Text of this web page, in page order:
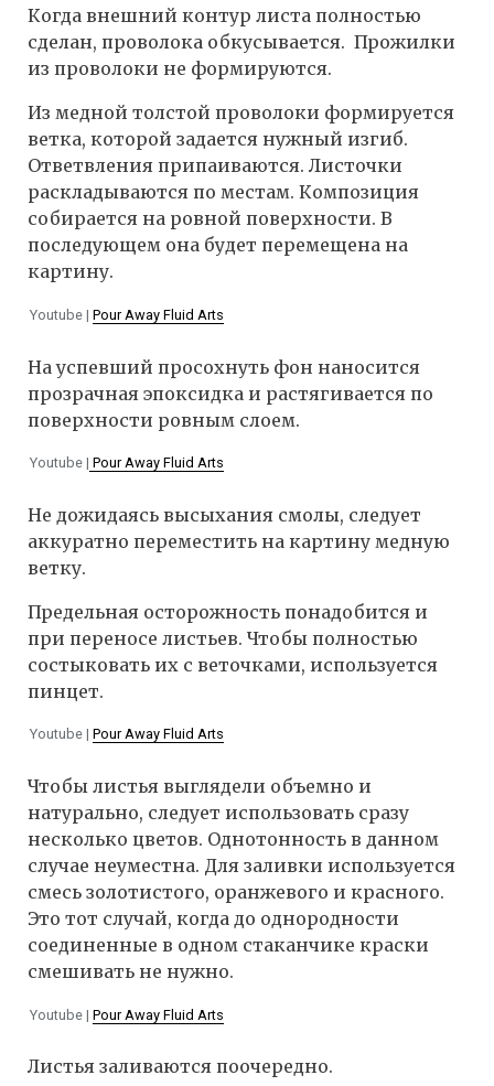
Когда внешний контур листа полностью
сделан, проволока обкусывается. Прожилки
из проволоки не формируются.
Из медной толстой проволоки формируется
ветка, которой задается нужный изгиб.
Ответвления припаиваются. Листочки
раскладываются по местам. Композиция
собирается на ровной поверхности. В
последующем она будет перемещена на
картину.
Youtube | Pour Away Fluid Arts
На успевший просохнуть фон наносится
прозрачная эпоксидка и растягивается по
поверхности ровным слоем.
Youtube | Pour Away Fluid Arts
Не дожидаясь высыхания смолы, следует
аккуратно переместить на картину медную
ветку.
Предельная осторожность понадобится и
при переносе листьев. Чтобы полностью
состыковать их с веточками, используется
пинцет.
Youtube | Pour Away Fluid Arts
Чтобы листья выглядели объемно и
натурально, следует использовать сразу
несколько цветов. Однотонность в данном
случае неуместна. Для заливки используется
смесь золотистого, оранжевого и красного.
Это тот случай, когда до однородности
соединенные в одном стаканчике краски
смешивать не нужно.
Youtube | Pour Away Fluid Arts
Листья заливаются поочередно.